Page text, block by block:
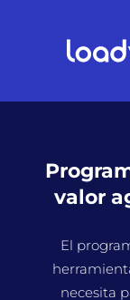
valor
El
necesita